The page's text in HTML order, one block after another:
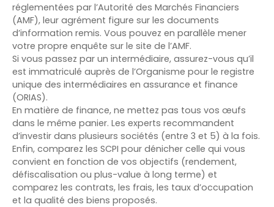
réglementées par l’Autorité des Marchés Financiers
(AMF), leur agrément figure sur les documents
d’information remis. Vous pouvez en parallèle mener
votre propre enquête sur le site de l’AMF.
Si vous passez par un intermédiaire, assurez-vous qu’il
est immatriculé auprès de l’Organisme pour le registre
unique des intermédiaires en assurance et finance
(ORIAS).
En matière de finance, ne mettez pas tous vos œufs
dans le même panier. Les experts recommandent
d’investir dans plusieurs sociétés (entre 3 et 5) à la fois.
Enfin, comparez les SCPI pour dénicher celle qui vous
convient en fonction de vos objectifs (rendement,
défiscalisation ou plus-value à long terme) et
comparez les contrats, les frais, les taux d’occupation
et la qualité des biens proposés.